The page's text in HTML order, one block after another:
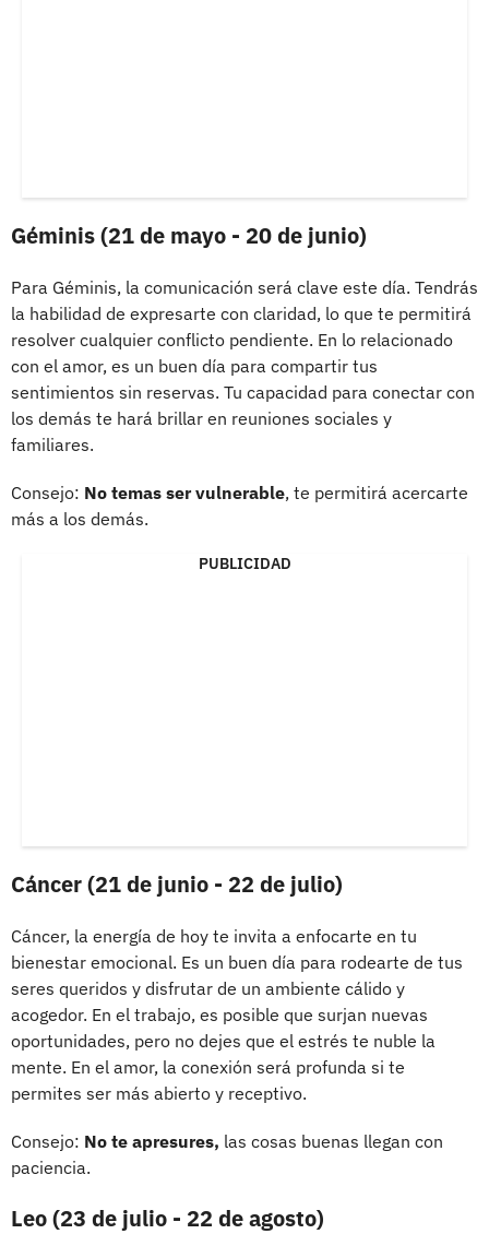
Géminis (21 de mayo - 20 de junio)
Para Géminis, la comunicación será clave este día. Tendrás
la habilidad de expresarte con claridad, lo que te permitirá
resolver cualquier conflicto pendiente. En lo relacionado
con el amor, es un buen día para compartir tus
sentimientos sin reservas. Tu capacidad para conectar con
los demás te hará brillar en reuniones sociales y
familiares.
Consejo: No temas ser vulnerable, te permitirá acercarte
más a los demás.
PUBLICIDAD
Cáncer (21 de junio - 22 de julio)
Cáncer, la energía de hoy te invita a enfocarte en tu
bienestar emocional. Es un buen día para rodearte de tus
seres queridos y disfrutar de un ambiente cálido y
acogedor. En el trabajo, es posible que surjan nuevas
oportunidades, pero no dejes que el estrés te nuble la
mente. En el amor, la conexión será profunda si te
permites ser más abierto y receptivo.
Consejo: No te apresures, las cosas buenas llegan con
paciencia.
Leo (23 de julio - 22 de agosto)